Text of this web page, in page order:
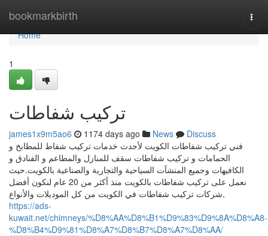
bookmarkbirth
Home
Home
1
تركيب شفاطات
james1x9m5ao6 1174 days ago News
Discuss
فني تركيب شفاطات الكويت لأحدث خدمات تركيب شفاط للمطابخ و
الحمامات و تركيب شفاطات سقف للمنازل والمطاعم و الفنادق و
الكافيهات وجميع المنشآت السياحية والتجارية والصناعية بالكويت.حيث
نعمل على تركيب شفاطات بالكويت منذ أكثر من 20 عام لنكون أفضل
شركات تركيب شفاطات في الكويت من كل الموديلات والأنواع,
https://ads-
kuwait.net/chimneys/%D8%AA%D8%B1%D9%83%D9%8A%D8%A8-
%D8%B4%D9%81%D8%A7%D8%B7%D8%A7%D8%AA/